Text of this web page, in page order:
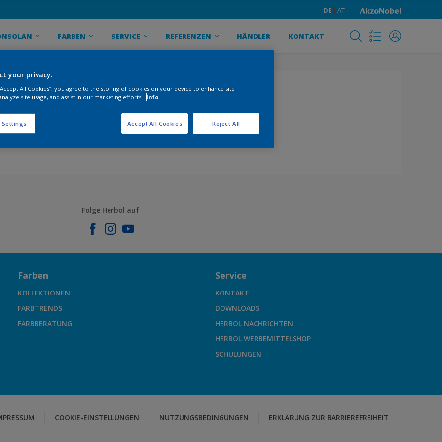
DE AT
FARBEN SERVICE REFERENZEN HÄNDLER KONTAKT
DENIED
to access this page.
Folge Herbol auf
Farben
KOLLEKTIONEN
FARBTRENDS
FARBBERATUNG
Service
KONTAKT
DOWNLOADS
HERBOL NACHRICHTEN
HERBOL WERBEMITTELSHOP
SCHULUNGEN
COOKIE-EINSTELLUNGEN NUTZUNGSBEDINGUNGEN ERKLÄRUNG ZUR BARRIEREFREIHEIT
your privacy.
All Cookies”, you agree to the storing of cookies on your device to enhance site
site usage, and assist in our marketing efforts.
Info
Settings Reject All
Accept All Cookies